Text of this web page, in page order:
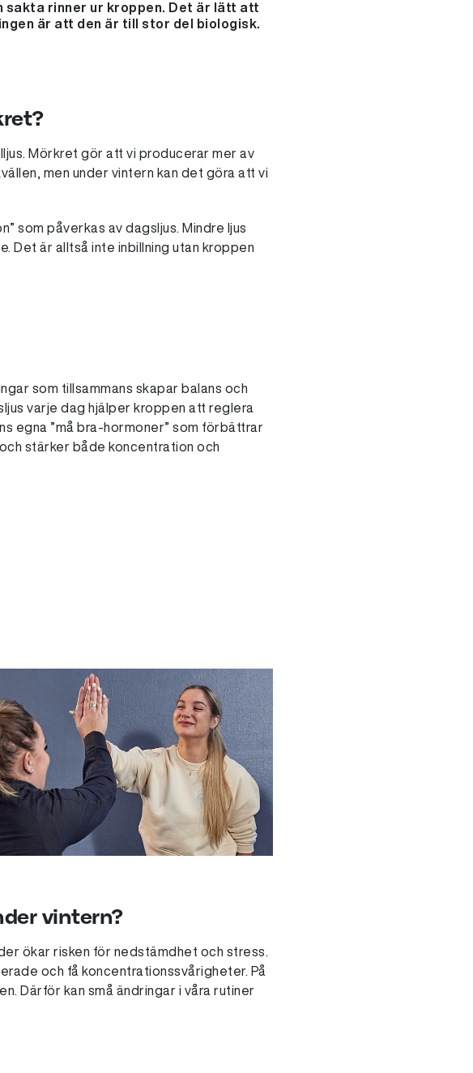
sakta rinner ur kroppen. Det är lätt att
är att den är till stor del biologisk.
Mörkret gör att vi producerar mer av
men under vintern kan det göra att vi
som påverkas av dagsljus. Mindre ljus
Det är alltså inte inbillning utan kroppen
som tillsammans skapar balans och
varje dag hjälper kroppen att reglera
egna ”må bra-hormoner” som förbättrar
stärker både koncentration och
vintern?
ökar risken för nedstämdhet och stress.
och få koncentrationssvårigheter. På
Därför kan små ändringar i våra rutiner